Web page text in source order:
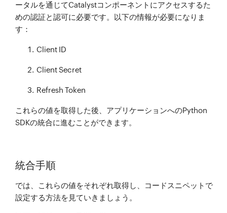
ータルを通じてCatalystコンポーネントにアクセスするた
めの認証と認可に必要です。以下の情報が必要になりま
す：
Client ID
Client Secret
Refresh Token
これらの値を取得した後、アプリケーションへのPython
SDKの統合に進むことができます。
統合手順
では、これらの値をそれぞれ取得し、コードスニペットで
設定する方法を見ていきましょう。